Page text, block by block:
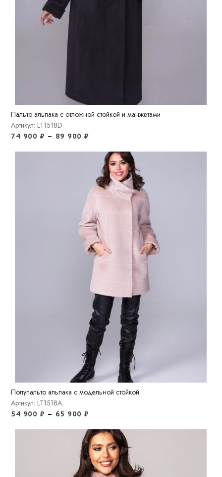
Пальто альпака с отложной стойкой и манжетами
Артикул: LT1518D
74 900 ₽ – 89 900₽
Полупальто альпака с модельной стойкой
Артикул: LT1518A
54 900 ₽ – 65 900₽